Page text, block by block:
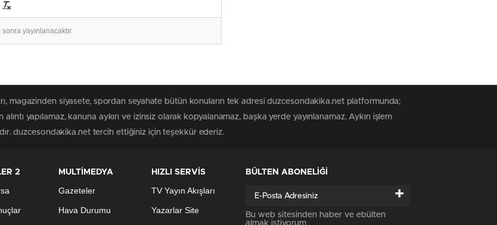
yayınlanacaktır.
magazinden siyasete, spordan seyahate bütün konuların tek adresi duzcesondakika.net platformunda;
yapılamaz, kanuna aykırı ve izinsiz olarak kopyalanamaz, başka yerde yayınlanamaz. Aykırı işlem
duzcesondakika.net tercih ettiğiniz için teşekkür ederiz.
2 MULTİMEDYA
Gazeteler
Hava Durumu
HIZLI SERVİS
TV Yayın Akışları
Yazarlar Site
BÜLTEN ABONELİĞİ
+
Bu web sitesinden haber ve ebülten
almak istiyorum